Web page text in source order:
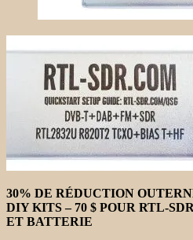
30% DE RÉDUCTION
DIY KITS – 70 $ POUR RTL-
ET BATTERIE